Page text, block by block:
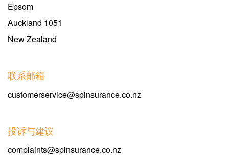
Epsom
Auckland 1051
New Zealand
联系邮箱
customerservice@spinsurance.co.nz
投诉与建议
complaints@spinsurance.co.nz